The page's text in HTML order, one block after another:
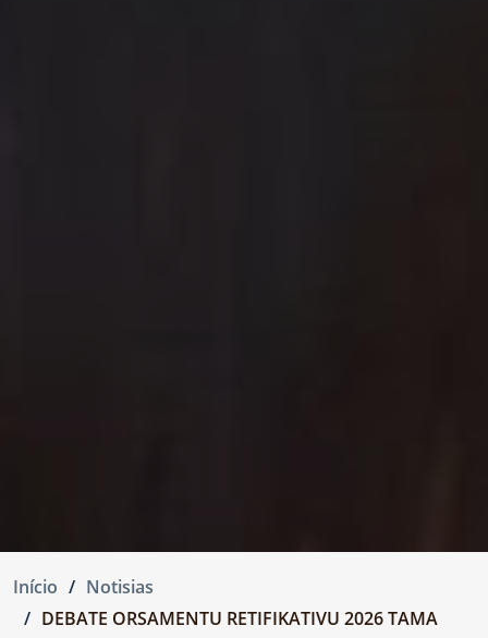
Início
Notisias
DEBATE ORSAMENTU RETIFIKATIVU 2026 TAMA